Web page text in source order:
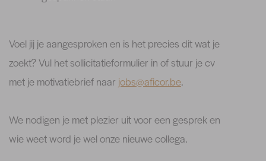
Voel jij je aangesproken en is het precies dit wat je
zoekt? Vul het sollicitatieformulier in of stuur je cv
met je motivatiebrief naar jobs@aficor.be.
We nodigen je met plezier uit voor een gesprek en
wie weet word je wel onze nieuwe collega.